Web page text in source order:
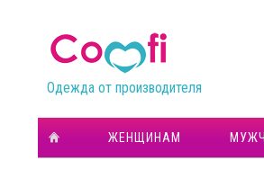
Одежда от производителя
ЖЕНЩИНАМ